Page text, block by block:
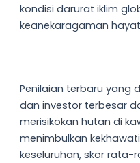
kondisi darurat iklim
keanekaragaman
Penilaian terbaru yang
dan investor terbesar
merisikokan hutan di
menimbulkan
keseluruhan, skor rata-